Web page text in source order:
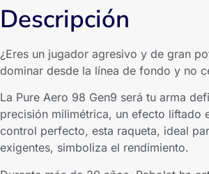
Descripción
¿Eres un jugador agresivo y de gran
dominar desde la línea de fondo y no
La Pure Aero 98 Gen9 será tu arma
precisión milimétrica, un efecto liftado
control perfecto, esta raqueta, ideal
exigentes, simboliza el rendimiento.